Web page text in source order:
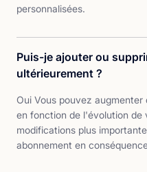
personnalisées.
Puis-je ajouter ou
ultérieurement ?
Oui Vous pouvez augmenter
en fonction de l'évolution de
modifications plus
abonnement en